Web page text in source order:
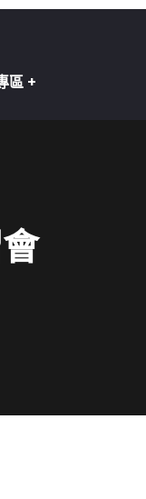
區